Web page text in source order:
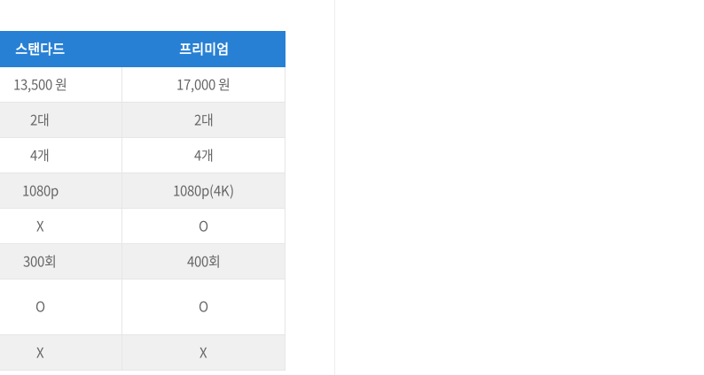
스탠다드
프리미엄
13,500 원
17,000 원
2대
2대
4개
4개
1080p
1080p(4K)
X
O
300회
400회
O O
X X